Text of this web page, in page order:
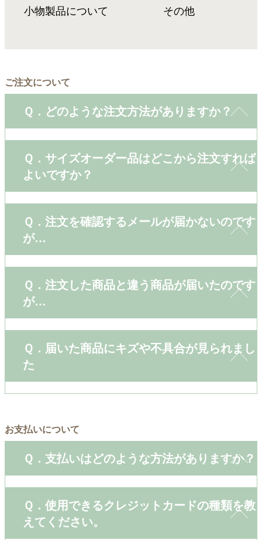
小物製品について
その他
ご注文について
Ｑ．どのような注文方法がありますか？
Ｑ．サイズオーダー品はどこから注文すれば
よいですか？
Ｑ．注文を確認するメールが届かないのです
が…
Ｑ．注文した商品と違う商品が届いたのです
が…
Ｑ．届いた商品にキズや不具合が見られまし
た
お支払いについて
Ｑ．支払いはどのような方法がありますか？
Ｑ．使用できるクレジットカードの種類を教
えてください。